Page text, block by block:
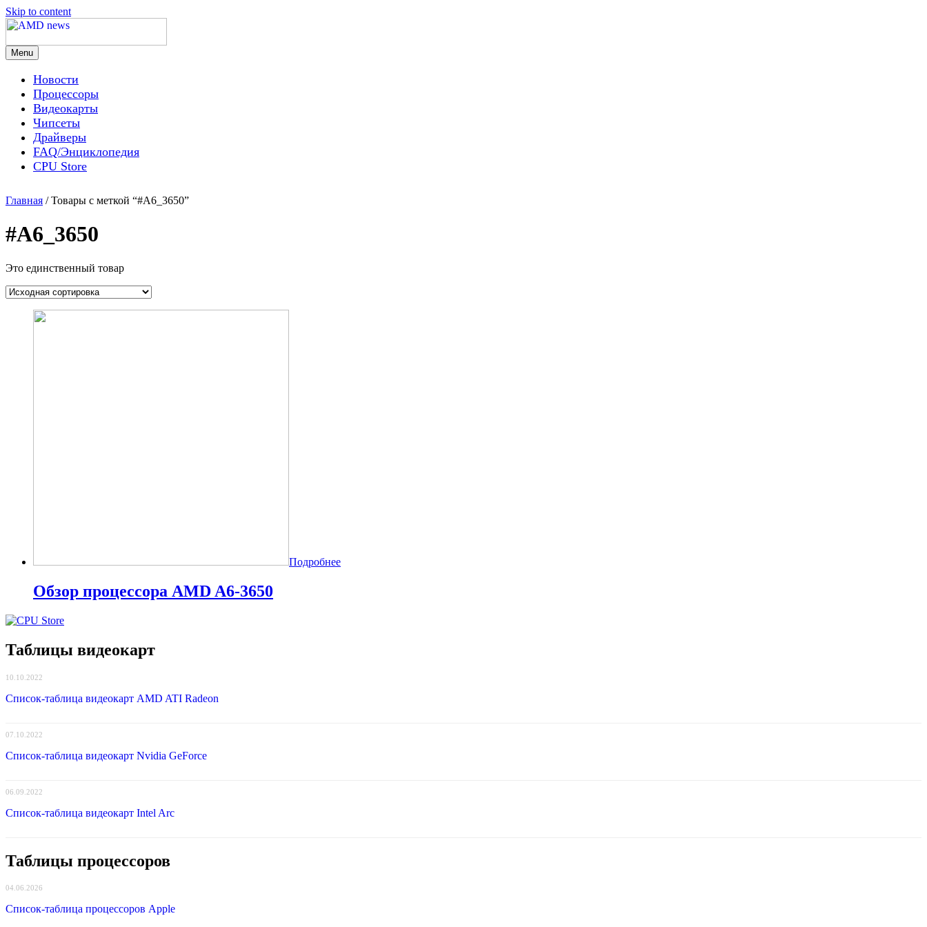
Skip to content
AMD news
Menu
Новости
Процессоры
Видеокарты
Чипсеты
Драйверы
FAQ/Энциклопедия
CPU Store
Главная / Товары с меткой “#A6_3650”
#A6_3650
Это единственный товар
Подробнее
Обзор процессора AMD A6-3650
Таблицы видеокарт
10.10.2022
Список-таблица видеокарт AMD ATI Radeon
07.10.2022
Список-таблица видеокарт Nvidia GeForce
06.09.2022
Список-таблица видеокарт Intel Arc
Таблицы процессоров
04.06.2026
Список-таблица процессоров Apple